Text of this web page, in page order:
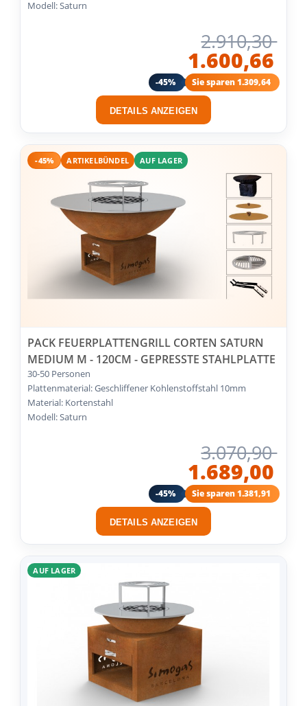
Modell: Saturn
2.910,30
1.600,66
-45% Sie sparen 1.309,64
DETAILS ANZEIGEN
-45% ARTIKELBÜNDEL AUF LAGER
PACK FEUERPLATTENGRILL CORTEN SATURN
MEDIUM M - 120CM - GEPRESSTE STAHLPLATTE
30-50 Personen
Plattenmaterial: Geschliffener Kohlenstoffstahl 10mm
Material: Kortenstahl
Modell: Saturn
3.070,90
1.689,00
-45% Sie sparen 1.381,91
DETAILS ANZEIGEN
AUF LAGER